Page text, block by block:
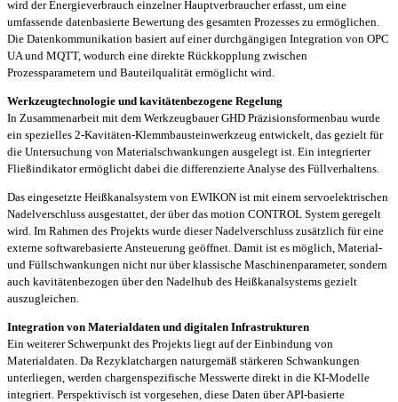
wird der Energieverbrauch einzelner Hauptverbraucher erfasst, um eine
umfassende datenbasierte Bewertung des gesamten Prozesses zu ermöglichen.
Die Datenkommunikation basiert auf einer durchgängigen Integration von OPC
UA und MQTT, wodurch eine direkte Rückkopplung zwischen
Prozessparametern und Bauteilqualität ermöglicht wird.
Werkzeugtechnologie und kavitätenbezogene Regelung
In Zusammenarbeit mit dem Werkzeugbauer GHD Präzisionsformenbau wurde
ein spezielles 2-Kavitäten-Klemmbausteinwerkzeug entwickelt, das gezielt für
die Untersuchung von Materialschwankungen ausgelegt ist. Ein integrierter
Fließindikator ermöglicht dabei die differenzierte Analyse des Füllverhaltens.
Das eingesetzte Heißkanalsystem von EWIKON ist mit einem servoelektrischen
Nadelverschluss ausgestattet, der über das motion CONTROL System geregelt
wird. Im Rahmen des Projekts wurde dieser Nadelverschluss zusätzlich für eine
externe softwarebasierte Ansteuerung geöffnet. Damit ist es möglich, Material-
und Füllschwankungen nicht nur über klassische Maschinenparameter, sondern
auch kavitätenbezogen über den Nadelhub des Heißkanalsystems gezielt
auszugleichen.
Integration von Materialdaten und digitalen Infrastrukturen
Ein weiterer Schwerpunkt des Projekts liegt auf der Einbindung von
Materialdaten. Da Rezyklatchargen naturgemäß stärkeren Schwankungen
unterliegen, werden chargenspezifische Messwerte direkt in die KI-Modelle
integriert. Perspektivisch ist vorgesehen, diese Daten über API-basierte